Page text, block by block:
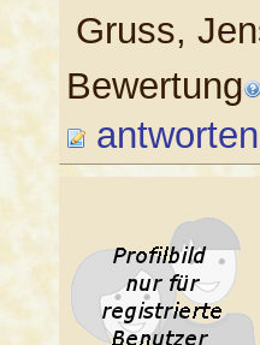
Gruss,
Bewertung
antworten